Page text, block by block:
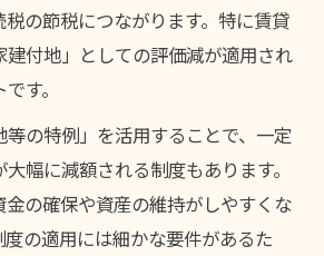
の節税につながります。特に賃貸
付地」としての評価減が適用され
す。
等の特例」を活用することで、一定
幅に減額される制度もあります。
金の確保や資産の維持がしやすくな
度の適用には細かな要件があるた